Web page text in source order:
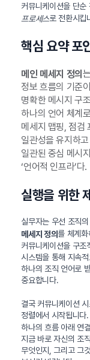
커뮤니케이션을 단순
프로세스로 전환시킵
핵심 요약 포
메인 메세지 정의
정보 흐름의 기준
명확한 메시지 구
하나의 언어 체계
메세지 맵핑, 점검
일관성을 유지하
일관된 중심 메시
‘언어적 인프라’다.
실행을 위한
실무자는 우선 조직
메세지 정의를 체계
커뮤니케이션을 구조
시스템을 통해 지속
하나의 조직 언어로
중요합니다.
결국 커뮤니케이션
정렬에서 시작됩니다.
하나의 흐름 아래 연
지금 바로 자신의 조
무엇인지, 그리고 그